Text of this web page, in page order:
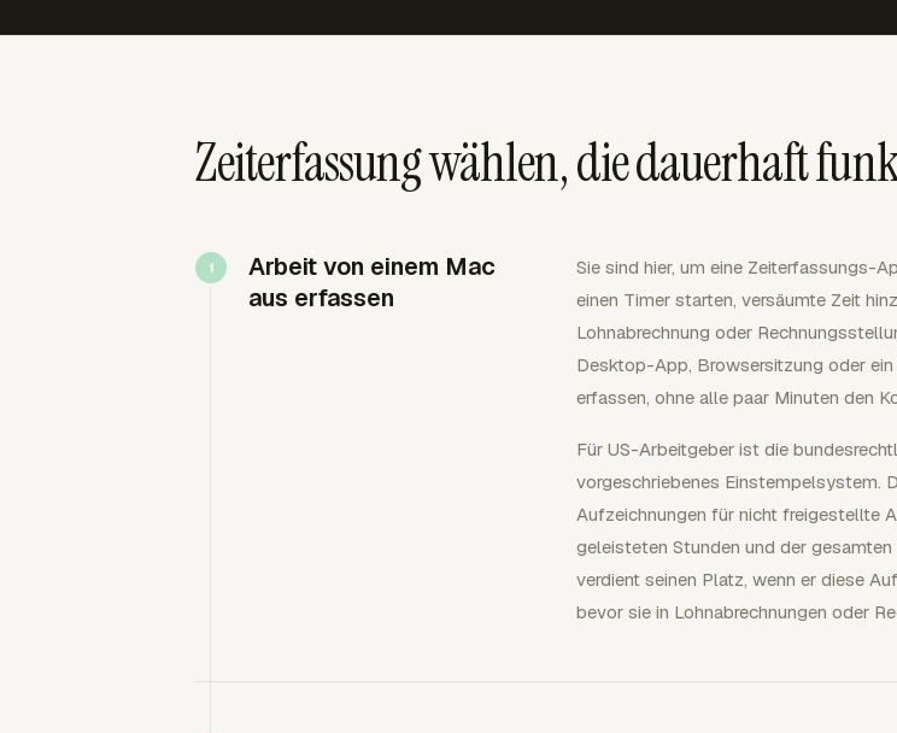
Zeiterfassung wählen, die dauerhaft
Arbeit von einem Mac
aus erfassen
Sie sind hier, um eine Zeiterfassungs-
einen Timer starten, versäumte Zeit
Lohnabrechnung oder
Desktop-App, Browsersitzung oder
erfassen, ohne alle paar Minuten den
Für US-Arbeitgeber ist die
vorgeschriebenes Einstempelsystem.
Aufzeichnungen für nicht freigestellte
geleisteten Stunden und der
verdient seinen Platz, wenn er diese
bevor sie in Lohnabrechnungen oder